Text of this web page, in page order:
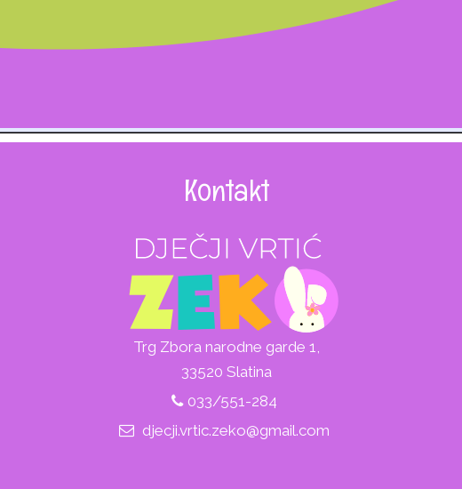
Kontakt
Trg Zbora narodne garde 1,
33520 Slatina
033/551-284
djecji.vrtic.zeko@gmail.com